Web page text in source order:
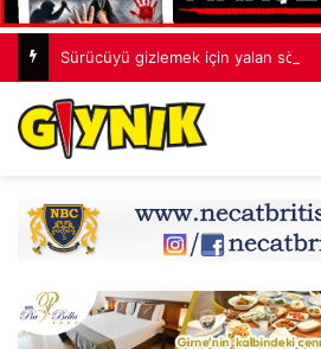
Sürücüyü gizlemek için yalan söyledi